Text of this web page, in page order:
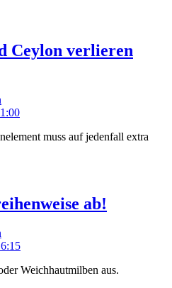
Ceylon verlieren
muss auf jedenfall extra
ab!
Weichhautmilben aus.